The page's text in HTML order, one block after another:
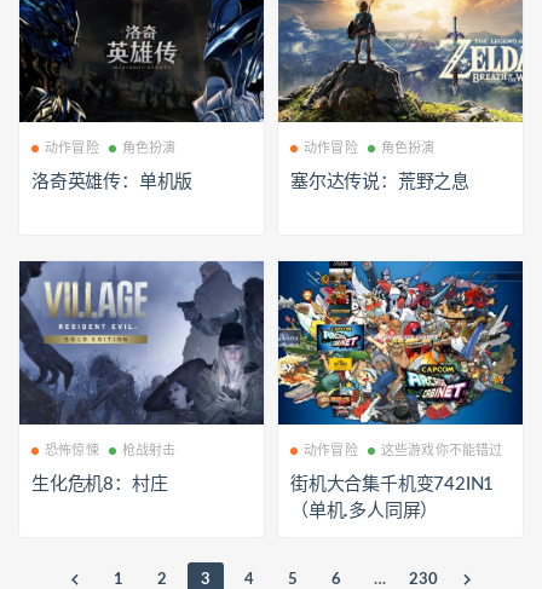
动作冒险 角色扮演
洛奇英雄传：单机版
动作冒险 角色扮演
塞尔达传说：荒野之息
恐怖惊悚 枪战射击
生化危机8：村庄
动作冒险 这些游戏你不能错过
街机大合集千机变742IN1
（单机.多人同屏）
1 2 3 4 5 6 … 230